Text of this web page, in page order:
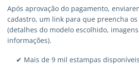
Após aprovação do pagamento,
cadastro, um link para que preencha
(detalhes do modelo escolhido,
informações).
✔ Mais de 9 mil estampas